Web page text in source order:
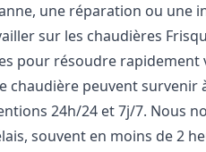
une réparation ou une
sur les chaudières
pour résoudre rapidement
chaudière peuvent survenir
24h/24 et 7j/7. Nous
souvent en moins de 2